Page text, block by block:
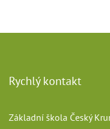
Rychlý kontakt
Základní škola Český